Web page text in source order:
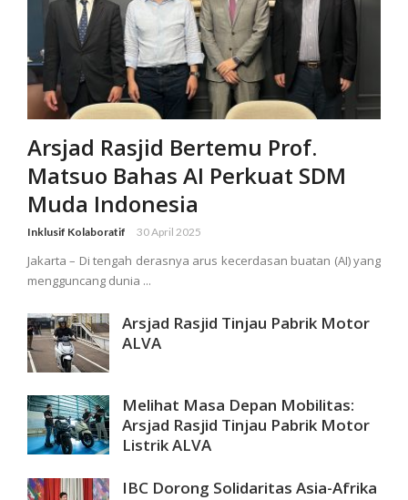
Arsjad Rasjid Bertemu Prof.
Matsuo Bahas AI Perkuat SDM
Muda Indonesia
Inklusif Kolaboratif 30 April 2025
Jakarta – Di tengah derasnya arus kecerdasan buatan (AI) yang
mengguncang dunia ...
Arsjad Rasjid Tinjau Pabrik Motor
ALVA
Melihat Masa Depan Mobilitas:
Arsjad Rasjid Tinjau Pabrik Motor
Listrik ALVA
IBC Dorong Solidaritas Asia-Afrika